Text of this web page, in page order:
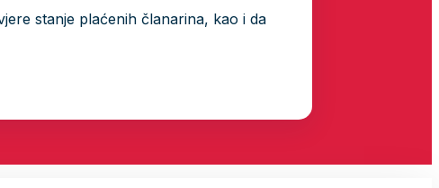
stanje plaćenih članarina, kao i da